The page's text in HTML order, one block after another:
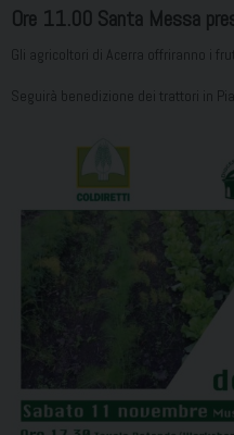
Ore 11.00 Santa Messa
Gli agricoltori di Acerra offriranno i
Seguirà benedizione dei trattori in